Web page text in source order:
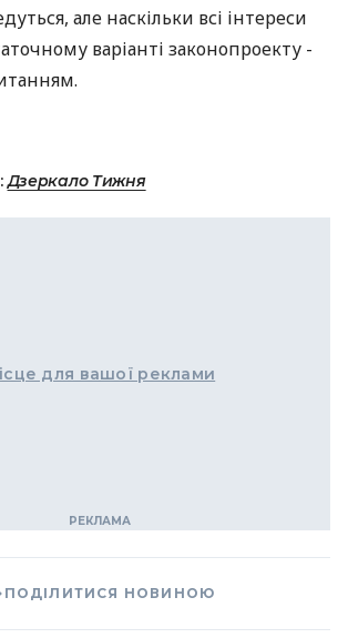
але наскільки всі інтереси
варіанті законопроекту -
Дзеркало Тижня
для вашої реклами
ПОДІЛИТИСЯ НОВИНОЮ